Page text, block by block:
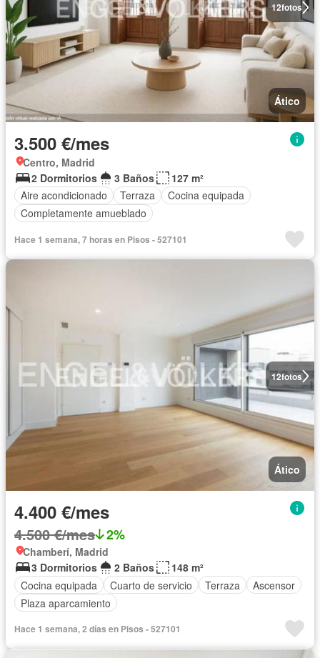
12fotos
Ático
3.500 €/mes
Centro, Madrid
2 Dormitorios
3 Baños
127 m²
Aire acondicionado
Terraza
Cocina equipada
Completamente amueblado
Hace 1 semana, 7 horas en Pisos - 527101
12fotos
Ático
4.400 €/mes
4.500 €/mes 2%
Chamberí, Madrid
3 Dormitorios
2 Baños
148 m²
Cocina equipada
Cuarto de servicio Terraza
Ascensor
Plaza aparcamiento
Hace 1 semana, 2 días en Pisos - 527101